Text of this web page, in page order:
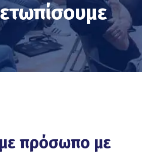
πρόσωπο με